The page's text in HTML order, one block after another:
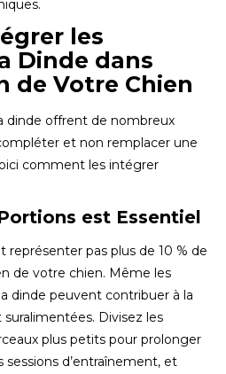
les
Dinde dans
de Votre Chien
dinde offrent de nombreux
et non remplacer une
comment les intégrer
est Essentiel
représenter pas plus de 10 % de
de votre chien. Même les
dinde peuvent contribuer à la
Divisez les
plus petits pour prolonger
d’entraînement, et